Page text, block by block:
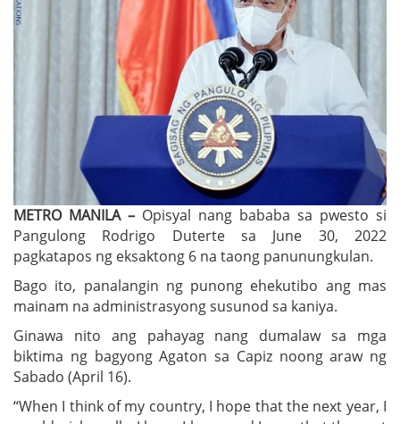
METRO MANILA – Opisyal nang bababa sa pwesto si
Pangulong Rodrigo Duterte sa June 30, 2022
pagkatapos ng eksaktong 6 na taong panunungkulan.
Bago ito, panalangin ng punong ehekutibo ang mas
mainam na administrasyong susunod sa kaniya.
Ginawa nito ang pahayag nang dumalaw sa mga
biktima ng bagyong Agaton sa Capiz noong araw ng
Sabado (April 16).
“When I think of my country, I hope that the next year, I